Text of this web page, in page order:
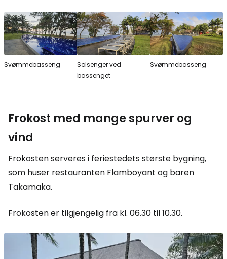
Svømmebasseng
Solsenger ved
bassenget
Svømmebasseng
Frokost med mange spurver og
vind
Frokosten serveres i feriestedets største bygning,
som huser restauranten Flamboyant og baren
Takamaka.
Frokosten er tilgjengelig fra kl. 06.30 til 10.30.